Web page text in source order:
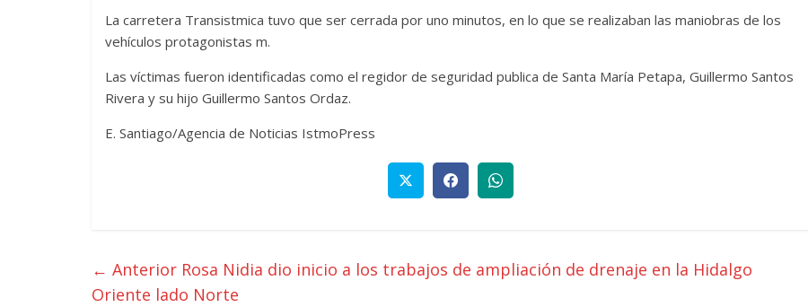
La carretera Transistmica tuvo que ser cerrada por uno minutos, en lo que se realizaban las maniobras de los
vehículos protagonistas m.
Las víctimas fueron identificadas como el regidor de seguridad publica de Santa María Petapa, Guillermo Santos
Rivera y su hijo Guillermo Santos Ordaz.
E. Santiago/Agencia de Noticias IstmoPress
← Anterior Rosa Nidia dio inicio a los trabajos de ampliación de drenaje en la Hidalgo
Oriente lado Norte